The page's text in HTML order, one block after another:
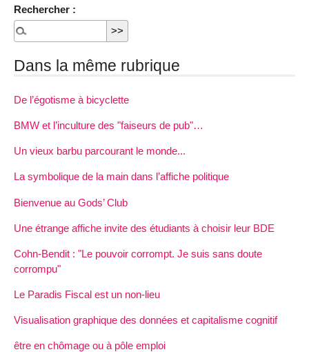
Rechercher :
Dans la même rubrique
De l’égotisme à bicyclette
BMW et l’inculture des "faiseurs de pub"…
Un vieux barbu parcourant le monde...
La symbolique de la main dans l’affiche politique
Bienvenue au Gods’ Club
Une étrange affiche invite des étudiants à choisir leur BDE
Cohn-Bendit : "Le pouvoir corrompt. Je suis sans doute
corrompu"
Le Paradis Fiscal est un non-lieu
Visualisation graphique des données et capitalisme cognitif
être en chômage ou à pôle emploi